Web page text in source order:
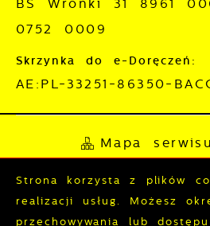
BS Wronki 31 8961
0752 0009
Skrzynka do e-Doręczeń:
AE:PL-33251-86350-
Mapa serwisu
Deklaracja
Polityka prywatności
Strona korzysta z plików
realizacji usług. Możesz
przechowywania lub